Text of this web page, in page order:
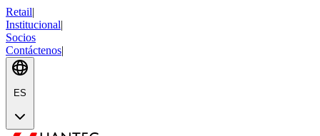
Retail|
Institucional|
Socios
Contáctenos|
ES